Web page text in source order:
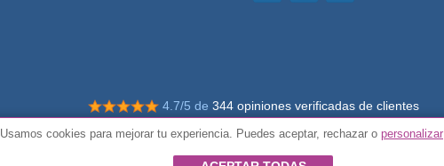
4.7/5 de 344 opiniones verificadas de clientes
© Todos los derechos reservados Impulsivos
Usamos cookies para mejorar tu experiencia. Puedes aceptar, rechazar o personalizar